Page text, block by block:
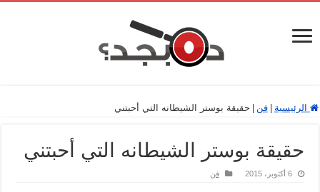
الرئيسية فن حقيقة بوستر الشيطانه التي أحبتني
حقيقة بوستر الشيطانه التي أحبتني
6 أكتوبر، 2015 فن